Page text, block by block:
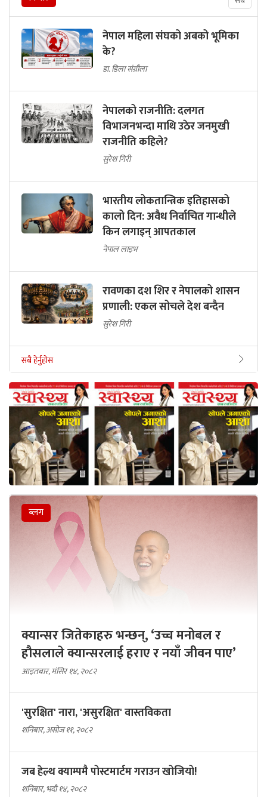
नेपाल महिला संघको अबको भूमिका
के?
डा. डिला संग्रौला
नेपालको राजनीति: दलगत
विभाजनभन्दा माथि उठेर जनमुखी
राजनीति कहिले?
सुरेश गिरी
भारतीय लोकतान्त्रिक इतिहासको
कालो दिन: अवैध निर्वाचित गान्धीले
किन लगाइन् आपतकाल
नेपाल लाइभ
रावणका दश शिर र नेपालको शासन
प्रणाली: एकल सोचले देश बन्दैन
सुरेश गिरी
सबै हेर्नुहोस
ब्लग
क्यान्सर जितेकाहरु भन्छन्, ‘उच्च मनोबल र
हौसलाले क्यान्सरलाई हराए र नयाँ जीवन पाए’
आइतबार, मंसिर १४, २०८२
'सुरक्षित' नारा, 'असुरक्षित' वास्तविकता
शनिबार, असोज ११, २०८२
जब हेल्थ क्याम्पमै पोस्टमार्टम गराउन खोजियो!
शनिबार, भदौ १४, २०८२